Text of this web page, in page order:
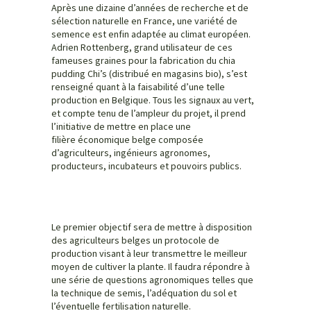
Après une dizaine d’années de recherche et de
sélection naturelle en France, une variété de
semence est enfin adaptée au climat européen.
Adrien Rottenberg, grand utilisateur de ces
fameuses graines pour la fabrication du chia
pudding Chi’s (distribué en magasins bio), s’est
renseigné quant à la faisabilité d’une telle
production en Belgique. Tous les signaux au vert,
et compte tenu de l’ampleur du projet, il prend
l’initiative de mettre en place une
filière économique belge composée
d’agriculteurs, ingénieurs agronomes,
producteurs, incubateurs et pouvoirs publics.
Le premier objectif sera de mettre à disposition
des agriculteurs belges un protocole de
production visant à leur transmettre le meilleur
moyen de cultiver la plante. Il faudra répondre à
une série de questions agronomiques telles que
la technique de semis, l’adéquation du sol et
l’éventuelle fertilisation naturelle.